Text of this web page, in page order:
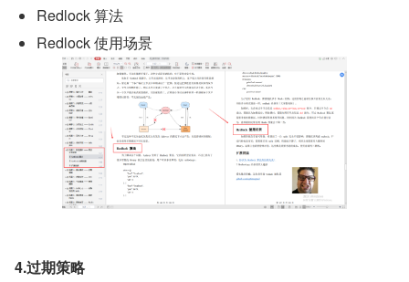
Redlock 算法
Redlock 使用场景
4.过期策略